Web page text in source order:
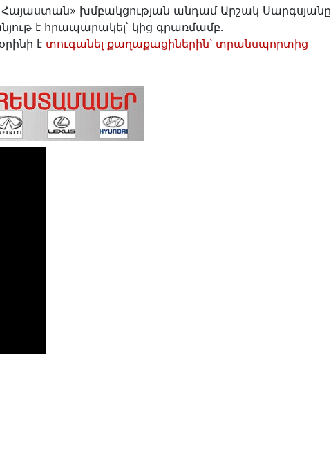
խմբակցության անդամ Արշակ Սարգսյանը
է հրապարակել՝ կից գրառմամբ․
է տուգանել քաղաքացիներին՝ տրանսպորտից